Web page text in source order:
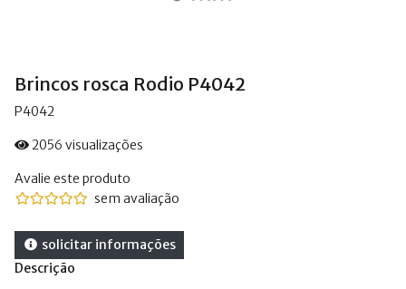
Brincos rosca Rodio P4042
P4042
2056 visualizações
Avalie este produto
sem avaliação
solicitar informações
Descrição